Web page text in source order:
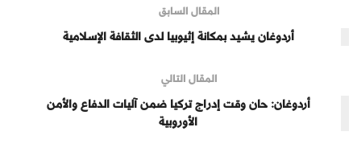
المقال السابق
أردوغان يشيد بمكانة إثيوبيا لدى الثقافة الإسلامية
المقال التالي
أردوغان: حان وقت إدراج تركيا ضمن آليات الدفاع والأمن
الأوروبية